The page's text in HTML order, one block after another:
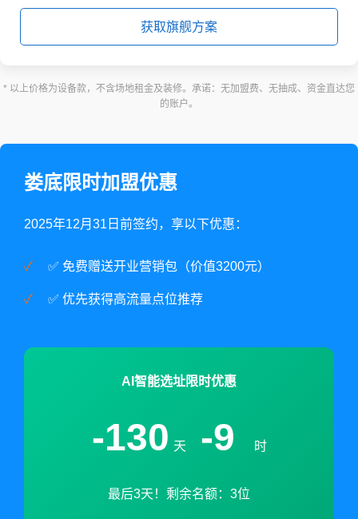
获取旗舰方案
* 以上价格为设备款，不含场地租金及装修。承诺：无加盟费、无抽成、资金直达您
的账户。
娄底限时加盟优惠
2025年12月31日前签约，享以下优惠：
✅ 免费赠送开业营销包（价值3200元）
✅ 优先获得高流量点位推荐
AI智能选址限时优惠
-130 天 -9 时
最后3天！剩余名额：3位